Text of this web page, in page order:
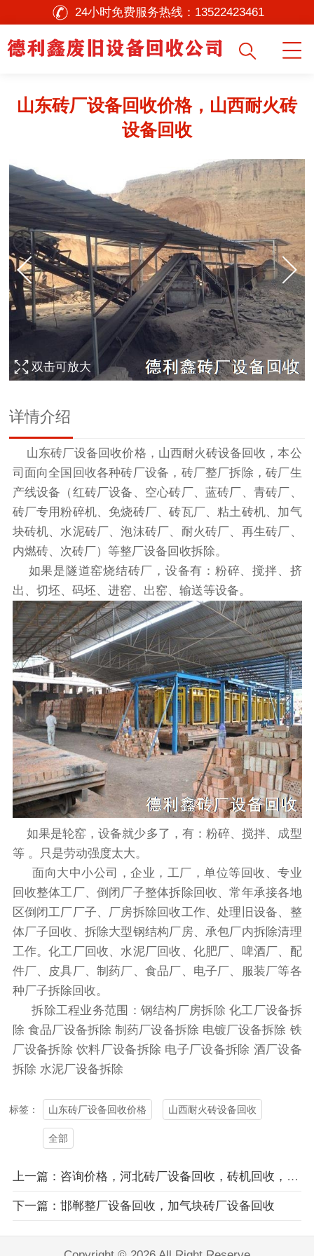
24小时免费服务热线： 13522423461
山东砖厂设备回收价格，山西耐火砖
设备回收
1/1
双击可放大
详情介绍
山东砖厂设备回收价格，山西耐火砖设备回收 ，本公
司面向全国回收各种砖厂设备，砖厂整厂拆除，砖厂生
产线设备（红砖厂设备、空心砖厂、蓝砖厂、青砖厂、
砖厂专用粉碎机、免烧砖厂、砖瓦厂、粘土砖机、加气
块砖机、水泥砖厂、泡沫砖厂、耐火砖厂、再生砖厂、
内燃砖、次砖厂）等整厂设备回收拆除。
如果是隧道窑烧结砖厂，设备有：粉碎、搅拌、挤
出、切坯、码坯、进窑、出窑、输送等设备。
如果是轮窑，设备就少多了，有：粉碎、搅拌、成型
等 。只是劳动强度太大。
面向大中小公司，企业，工厂，单位等回收、专业
回收整体工厂、倒闭厂子整体拆除回收、常年承接各地
区倒闭工厂厂子、厂房拆除回收工作、处理旧设备、整
体厂子回收、拆除大型钢结构厂房、承包厂内拆除清理
工作。化工厂回收、水泥厂回收、化肥厂、啤酒厂、配
件厂、皮具厂、制药厂、食品厂、电子厂、服装厂等各
种厂子拆除回收。
拆除工程业务范围：钢结构厂房拆除 化工厂设备拆
除 食品厂设备拆除 制药厂设备拆除 电镀厂设备拆除 铁
厂设备拆除 饮料厂设备拆除 电子厂设备拆除 酒厂设备
拆除 水泥厂设备拆除
标签： 山东砖厂设备回收价格 山西耐火砖设备回收
全部
上一篇：咨询价格，河北砖厂设备回收，砖机回收，正规公司
下一篇：邯郸整厂设备回收，加气块砖厂设备回收